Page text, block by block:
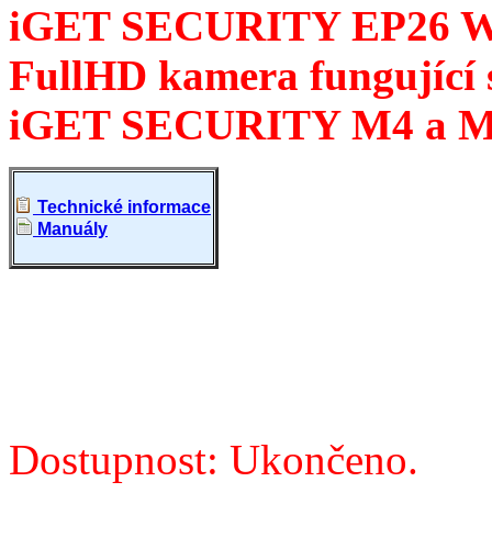
iGET SECURITY EP26
FullHD kamera fungující
iGET SECURITY M4 a
Technické informace
Manuály
Dostupnost: Ukončeno.